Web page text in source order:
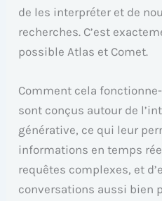
de les interpréter et de
recherches. C’est
possible Atlas et Comet.
Comment cela
sont conçus autour de
générative, ce qui leur
informations en temps
requêtes complexes, et
conversations aussi bien